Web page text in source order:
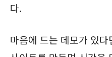
다.
마음에 드는 데모가 있